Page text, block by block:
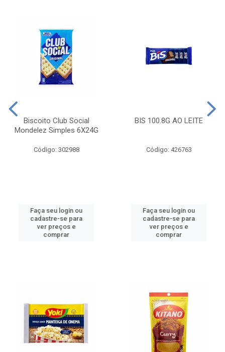
Biscoito Club Social
Mondelez Simples 6X24G
Código: 302988
Faça seu login ou
cadastre-se para
ver preços e
comprar
BIS 100.8G AO LEITE
Código: 426763
Faça seu login ou
cadastre-se para
ver preços e
comprar